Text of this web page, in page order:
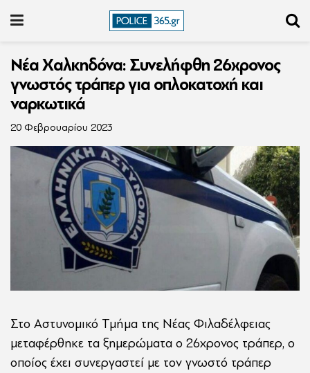
Νέα Χαλκηδόνα: Συνελήφθη 26χρονος
γνωστός τράπερ για οπλοκατοχή και
ναρκωτικά
20 Φεβρουαρίου 2023
Στο Αστυνομικό Τμήμα της Νέας Φιλαδέλφειας
μεταφέρθηκε τα ξημερώματα ο 26χρονος τράπερ, ο
οποίος έχει συνεργαστεί με τον γνωστό τράπερ